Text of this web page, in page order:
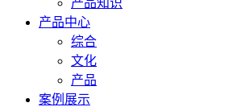
产品知识
产品中心
综合
文化
产品
案例展示